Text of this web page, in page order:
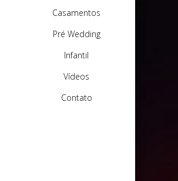
Casamentos
Pré Wedding
Infantil
Vídeos
Contato